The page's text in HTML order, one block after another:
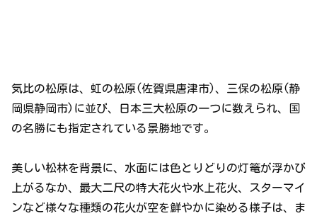
気比の松原は、虹の松原(佐賀県唐津市)、三保の松原(静
岡県静岡市)に並び、日本三大松原の一つに数えられ、国
の名勝にも指定されている景勝地です。
美しい松林を背景に、水面には色とりどりの灯篭が浮かび
上がるなか、最大二尺の特大花火や水上花火、スターマイ
ンなど様々な種類の花火が空を鮮やかに染める様子は、ま